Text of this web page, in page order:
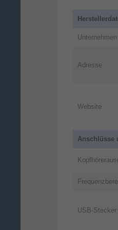
Optimiere
Feedback
https://
Streame
dem
Unternehmen
Adresse
Website
Anschlüsse
USB-Stecker